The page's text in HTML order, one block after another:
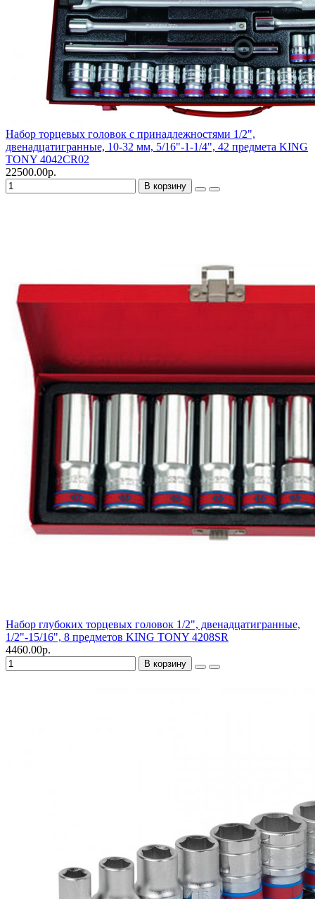
Набор торцевых головок с принадлежностями 1/2",
двенадцатигранные, 10-32 мм, 5/16"-1-1/4", 42 предмета KING
TONY 4042CR02
22500.00р.
В корзину
Набор глубоких торцевых головок 1/2", двенадцатигранные,
1/2"-15/16", 8 предметов KING TONY 4208SR
4460.00р.
В корзину